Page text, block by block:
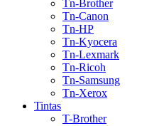
Tn-Brother
Tn-Canon
Tn-HP
Tn-Kyocera
Tn-Lexmark
Tn-Ricoh
Tn-Samsung
Tn-Xerox
Tintas
T-Brother